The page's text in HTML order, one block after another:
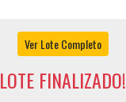
Ver Lote Completo
LOTE FINALIZADO!